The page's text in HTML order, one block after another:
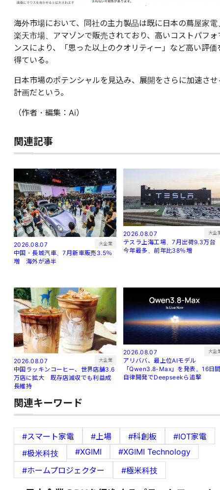
海外市場において、同社の主力製品は既に日本の蔦屋家電
楽天市場、アマゾンで販売されており、高いコストパフォ
ンスにより、「思った以上のクオリティー」など高い評価
得ている。
日本市場のポテンシャルを見込み、展開をさらに加速させ
計画だという。
（作者・編集：Ai）
関連記事
2026.08.07 大企業
中国・長城汽車、7月新車販売3.5％
増 海外が過半
2026.08.07 大企
テスラ上海工場、7月出荷9.3万
今年最多、前年比38％増
2026.08.07 大企業
中国ラッキンコーヒー、世界店舗3.6
万店に拡大 既存店減収でも利益成
長維持
2026.08.07 大企
アリババ、最上位AIモデル
「Qwen3.8-Max」を発表。16日
自律開発でDeepseekら追撃
関連キーワード
#スマート家電 #上場 #科創板
#IOT家電
#极米科技
#XGIMI
#XGIMI Technology
#ホームプロジェクター
#極米科技